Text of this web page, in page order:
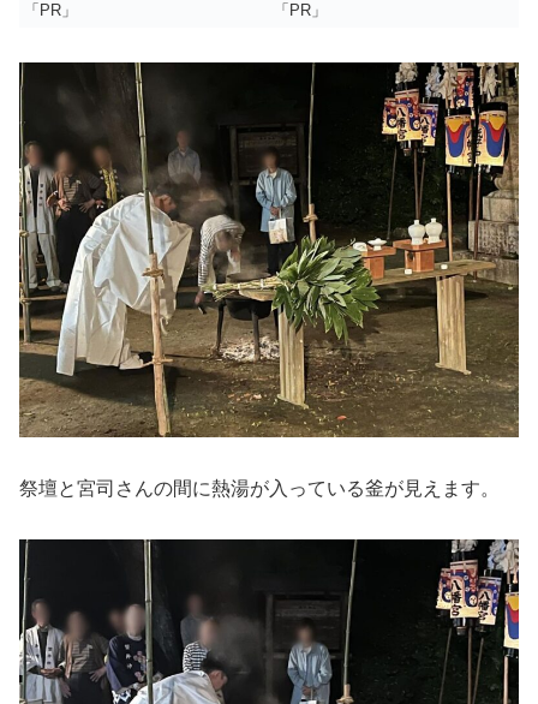
「PR」 「PR」
祭壇と宮司さんの間に熱湯が入っている釜が見えます。